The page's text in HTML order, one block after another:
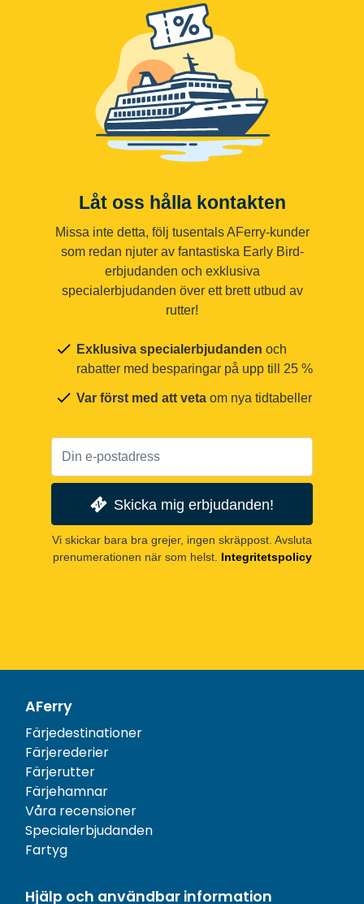
Låt oss hålla kontakten
Missa inte detta, följ tusentals AFerry-kunder
som redan njuter av fantastiska Early Bird-
erbjudanden och exklusiva
specialerbjudanden över ett brett utbud av
rutter!
Exklusiva specialerbjudanden och
rabatter med besparingar på upp till 25 %
Var först med att veta om nya tidtabeller
Skicka mig erbjudanden!
Vi skickar bara bra grejer, ingen skräppost. Avsluta
prenumerationen när som helst. Integritetspolicy
AFerry
Färjedestinationer
Färjerederier
Färjerutter
Färjehamnar
Våra recensioner
Specialerbjudanden
Fartyg
Hjälp och användbar information